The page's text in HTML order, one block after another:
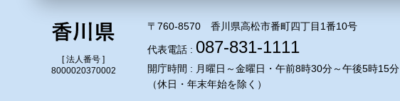
[ 法人番号 ]
8000020370002
〒760-8570 香川県高松市番町四丁目1番10号
代表電話 : 087-831-1111
開庁時間 : 月曜日～金曜日・午前8時30分～午後5時15分
（休日・年末年始を除く）